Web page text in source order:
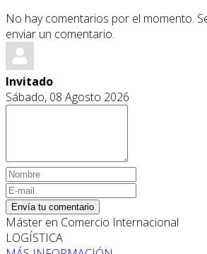
No hay comentarios por el momento.
enviar un comentario.
Invitado
Sábado, 08 Agosto 2026
Envía tu comentario
Máster en Comercio Internacional
LOGÍSTICA